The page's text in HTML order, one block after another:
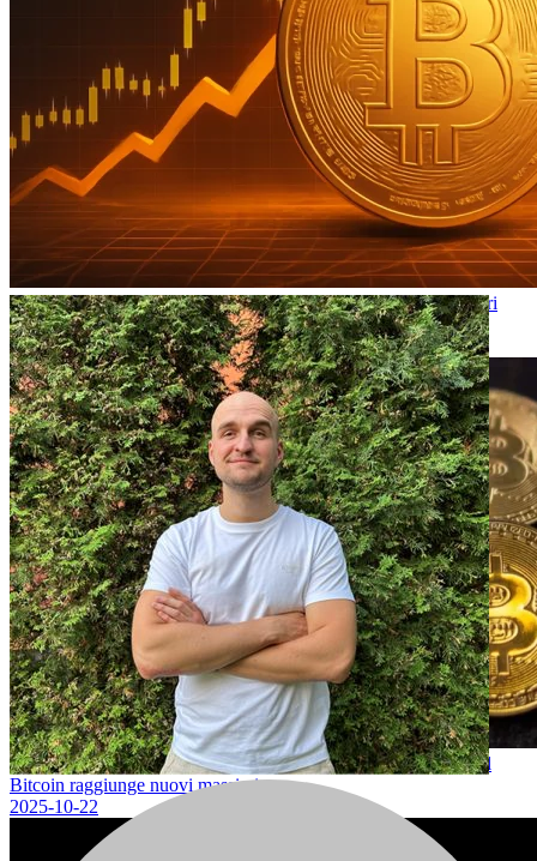
Il Bitcoin raggiunge un nuovo massimo storico: i 120.000 dollari
sono alla portata?
2025-10-22
Gli ETF sulle criptovalute registrano afflussi miliardari mentre il
Bitcoin raggiunge nuovi massimi
2025-10-22